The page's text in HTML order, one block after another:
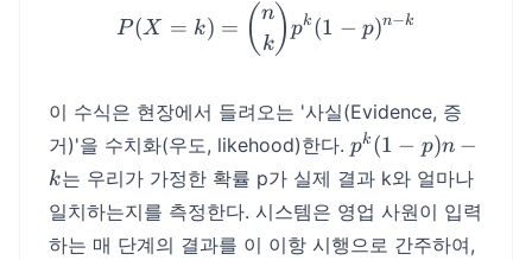
P(X=k) = {n \choose k}
P(X = k) = (k
n )pk (1 − p)n−k
이 수식은 현장에서 들려오는 '사실(Evidence, 증
거)'을 수치화(우도, likehood)한다. p^k(1-
p)n-k
pk (1 − p)n −
k는 우리가 가정한 확률 p가 실제 결과 k와 얼마나
일치하는지를 측정한다. 시스템은 영업 사원이 입력
하는 매 단계의 결과를 이 이항 시행으로 간주하여,